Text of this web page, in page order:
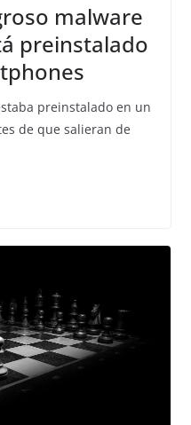
malware
preinstalado
preinstalado en un
de que salieran de